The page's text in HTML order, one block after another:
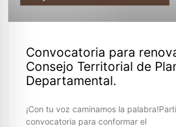
Convocatoria para
Consejo Territorial de
Departamental.
¡Con tu voz caminamos la
convocatoria para conformar el